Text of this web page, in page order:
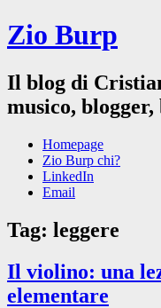
Zio Burp
Il blog di
musico, blogger,
Homepage
Zio Burp chi?
LinkedIn
Email
Tag: leggere
Il violino: una
elementare